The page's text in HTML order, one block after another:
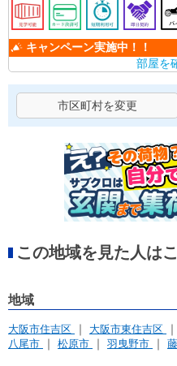
キャンペーン実施中！！
部屋を
市区町村を変更
この地域を見た人は
地域
大阪市住吉区 大阪市東住吉区
八尾市
松原市 羽曳野市